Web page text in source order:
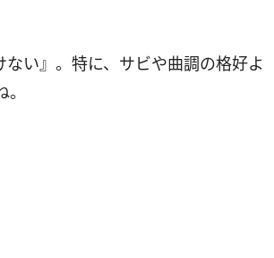
い』。特に、サビや曲調の格好よ